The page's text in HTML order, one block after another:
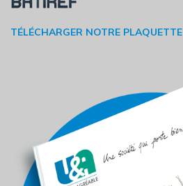
TÉLÉCHARGER NOTRE PLAQUETTE